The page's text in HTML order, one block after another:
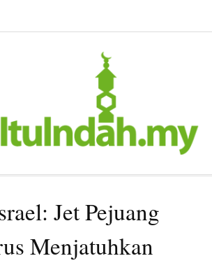
Jet Pejuang
Menjatuhkan